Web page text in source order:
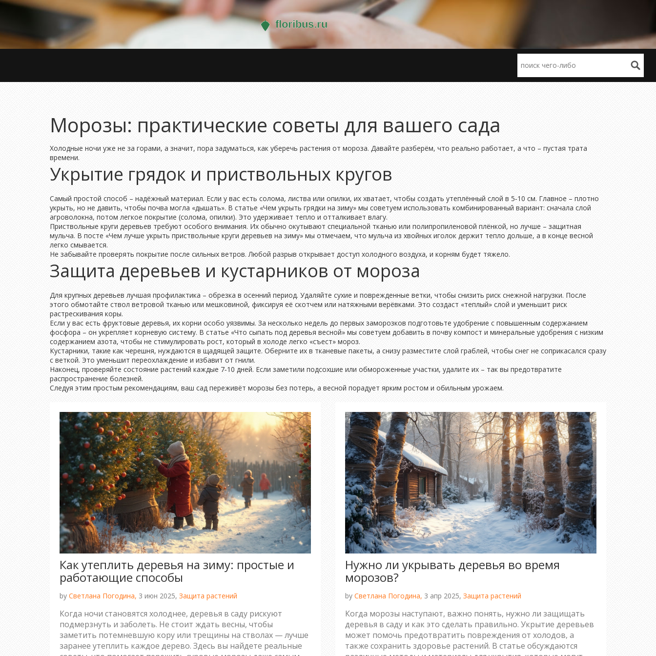
Морозы: практические советы для вашего сада
Холодные ночи уже не за горами, а значит, пора задуматься, как уберечь растения от мороза. Давайте разберём, что реально работает, а что – пустая трата
времени.
Укрытие грядок и приствольных кругов
Самый простой способ – надёжный материал. Если у вас есть солома, листва или опилки, их хватает, чтобы создать утеплённый слой в 5‑10 см. Главное – плотно
укрыть, но не давить, чтобы почва могла «дышать». В статье «Чем укрыть грядки на зиму» мы советуем использовать комбинированный вариант: сначала слой
агроволокна, потом легкое покрытие (солома, опилки). Это удерживает тепло и отталкивает влагу.
Приствольные круги деревьев требуют особого внимания. Их обычно окутывают специальной тканью или полипропиленовой плёнкой, но лучше – защитная
мульча. В посте «Чем лучше укрыть приствольные круги деревьев на зиму» мы отмечаем, что мульча из хвойных иголок держит тепло дольше, а в конце весной
легко смывается.
Не забывайте проверять покрытие после сильных ветров. Любой разрыв открывает доступ холодного воздуха, и корням будет тяжело.
Защита деревьев и кустарников от мороза
Для крупных деревьев лучшая профилактика – обрезка в осенний период. Удаляйте сухие и поврежденные ветки, чтобы снизить риск снежной нагрузки. После
этого обмотайте ствол ветровой тканью или мешковиной, фиксируя её скотчем или натяжными верёвками. Это создаст «теплый» слой и уменьшит риск
растрескивания коры.
Если у вас есть фруктовые деревья, их корни особо уязвимы. За несколько недель до первых заморозков подготовьте удобрение с повышенным содержанием
фосфора – он укрепляет корневую систему. В статье «Что сыпать под деревья весной» мы советуем добавить в почву компост и минеральные удобрения с низким
содержанием азота, чтобы не стимулировать рост, который в холоде легко «съест» мороз.
Кустарники, такие как черешня, нуждаются в щадящей защите. Оберните их в тканевые пакеты, а снизу разместите слой граблей, чтобы снег не соприкасался сразу
с веткой. Это уменьшит переохлаждение и избавит от гнили.
Наконец, проверяйте состояние растений каждые 7‑10 дней. Если заметили подсохшие или обмороженные участки, удалите их – так вы предотвратите
распространение болезней.
Следуя этим простым рекомендациям, ваш сад переживёт морозы без потерь, а весной порадует ярким ростом и обильным урожаем.
Как утеплить деревья на зиму: простые и
работающие способы
by Светлана Погодина, 3 июн 2025, Защита растений
Когда ночи становятся холоднее, деревья в саду рискуют
подмерзнуть и заболеть. Не стоит ждать весны, чтобы
заметить потемневшую кору или трещины на стволах — лучше
заранее утеплить каждое дерево. Здесь вы найдете реальные
Нужно ли укрывать деревья во время
морозов?
by Светлана Погодина, 3 апр 2025, Защита растений
Когда морозы наступают, важно понять, нужно ли защищать
деревья в саду и как это сделать правильно. Укрытие деревьев
может помочь предотвратить повреждения от холодов, а
также сохранить здоровье растений. В статье обсуждаются